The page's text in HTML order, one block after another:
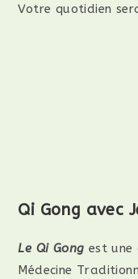
Votre quotidien
Qi Gong avec
Le Qi Gong est
Médecine